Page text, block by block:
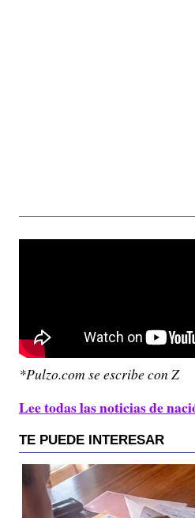
*Pulzo.com se escribe con Z
Lee todas las noticias de